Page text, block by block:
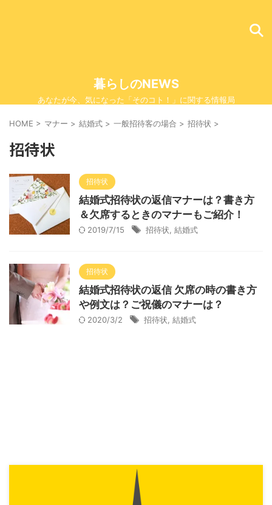
暮らしのNEWS
あなたが今、気になった「そのコト！」に関する情報局
HOME > マナー > 結婚式 > 一般招待客の場合 > 招待状 >
招待状
招待状
結婚式招待状の返信マナーは？書き方
＆欠席するときのマナーもご紹介！
2019/7/15 招待状 結婚式
招待状
結婚式招待状の返信 欠席の時の書き方
や例文は？ご祝儀のマナーは？
2020/3/2 招待状 結婚式